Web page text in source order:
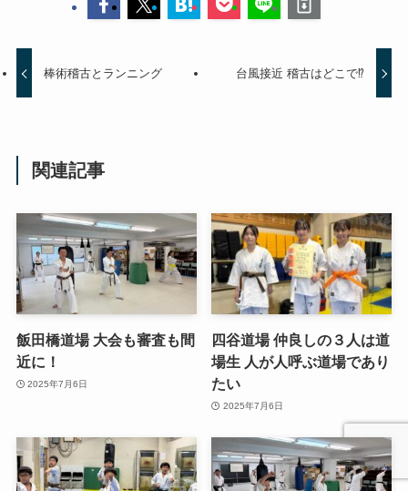
棒術稽古とランニング 台風接近 稽古はどこで⁉︎
関連記事
飯田橋道場 大会も審査も間
近に！
2025年7月6日
四谷道場 仲良しの３人は道
場生 人が人呼ぶ道場であり
たい
2025年7月6日